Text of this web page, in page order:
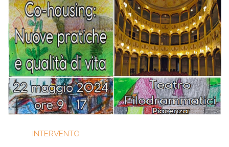
INTERVENTO